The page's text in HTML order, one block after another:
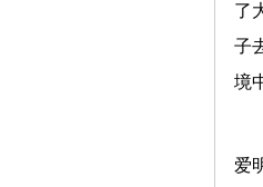
了
子
境
爱